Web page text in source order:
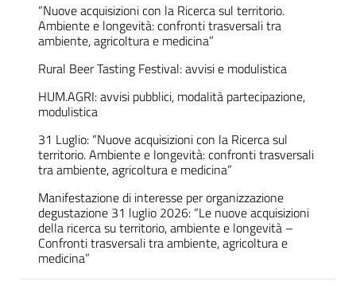
“Nuove acquisizioni con la Ricerca sul territorio.
Ambiente e longevità: confronti trasversali tra
ambiente, agricoltura e medicina”
Rural Beer Tasting Festival: avvisi e modulistica
HUM.AGRI: avvisi pubblici, modalità partecipazione,
modulistica
31 Luglio: “Nuove acquisizioni con la Ricerca sul
territorio. Ambiente e longevità: confronti trasversali
tra ambiente, agricoltura e medicina”
Manifestazione di interesse per organizzazione
degustazione 31 luglio 2026: “Le nuove acquisizioni
della ricerca su territorio, ambiente e longevità –
Confronti trasversali tra ambiente, agricoltura e
medicina”